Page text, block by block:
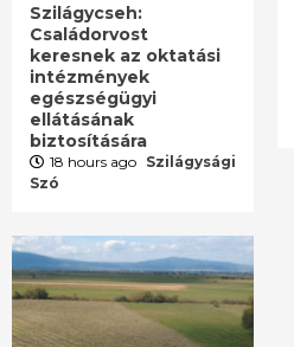
Szilágycseh:
Családorvost
keresnek az oktatási
intézmények
egészségügyi
ellátásának
biztosítására
18 hours ago Szilágysági
Szó